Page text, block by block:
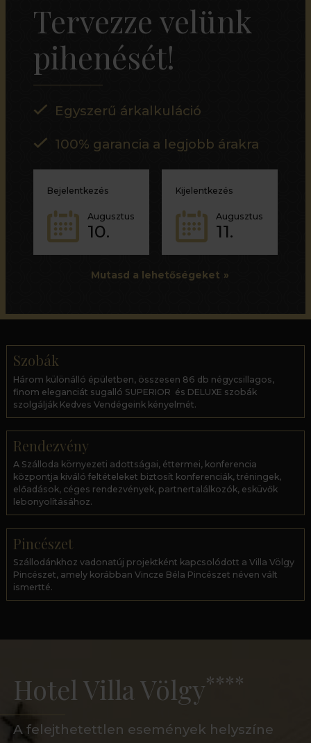
Tervezze velünk
pihenését!
Egyszerű árkalkuláció
100% garancia a legjobb árakra
Bejelentkezés
Augusztus
10.
Kijelentkezés
Augusztus
11.
Mutasd a lehetőségeket
Szobák
Három különálló épületben, összesen 86 db négycsillagos,
finom eleganciát sugalló SUPERIOR és DELUXE szobák
szolgálják Kedves Vendégeink kényelmét.
Rendezvény
A Szálloda környezeti adottságai, éttermei, konferencia
központja kiváló feltételeket biztosít konferenciák, tréningek,
előadások, céges rendezvények, partnertalálkozók, esküvők
lebonyolításához.
Pincészet
Szállodánkhoz vadonatúj projektként kapcsolódott a Villa Völgy
Pincészet, amely korábban Vincze Béla Pincészet néven vált
ismertté.
Hotel Villa Völgy****
A felejthetettlen események helyszíne